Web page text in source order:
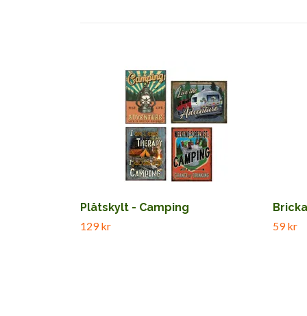
Plåtskylt - Camping
129 kr
59 kr